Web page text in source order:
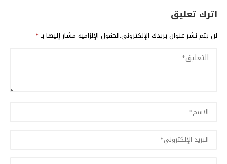
اترك تعليق
لن يتم نشر عنوان بريدك الإلكتروني.الحقول الإلزامية مشار إليها بـ*